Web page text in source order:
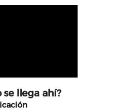
se llega ahí?